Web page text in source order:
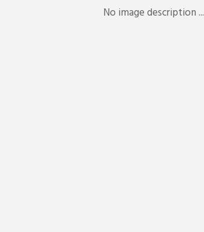
No image description ...